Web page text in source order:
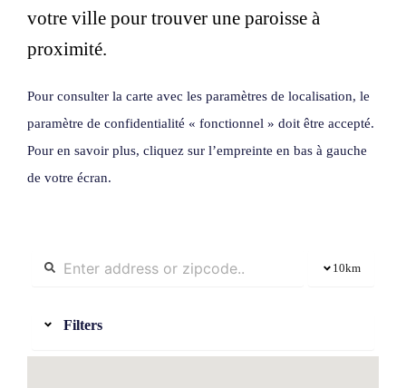
votre ville pour trouver une paroisse à
proximité.
Pour consulter la carte avec les paramètres de localisation, le
paramètre de confidentialité « fonctionnel » doit être accepté.
Pour en savoir plus, cliquez sur l’empreinte en bas à gauche
de votre écran.
10km
Filters